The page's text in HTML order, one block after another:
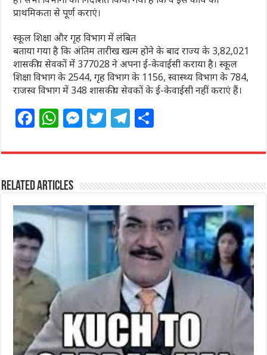
प्राथमिकता से पूर्ण कराएं।
स्कूल शिक्षा और गृह विभाग में लंबित
बताया गया है कि अंतिम तारीख खत्म होने के बाद राज्य के 3,82,021
शासकीय सेवकों में 377028 ने अपना ई-केवाईसी कराया है। स्कूल
शिक्षा विभाग के 2544, गृह विभाग के 1156, स्वास्थ्य विभाग के 784,
राजस्व विभाग में 348 शासकीय सेवकों के ई-केवाईसी नहीं कराएं हैं।
F
c
e
b
o
o
k
W
at
s
A
p
M
ss
n
g
e
T
itt
r
T
e
ra
m
ar
Related Articles